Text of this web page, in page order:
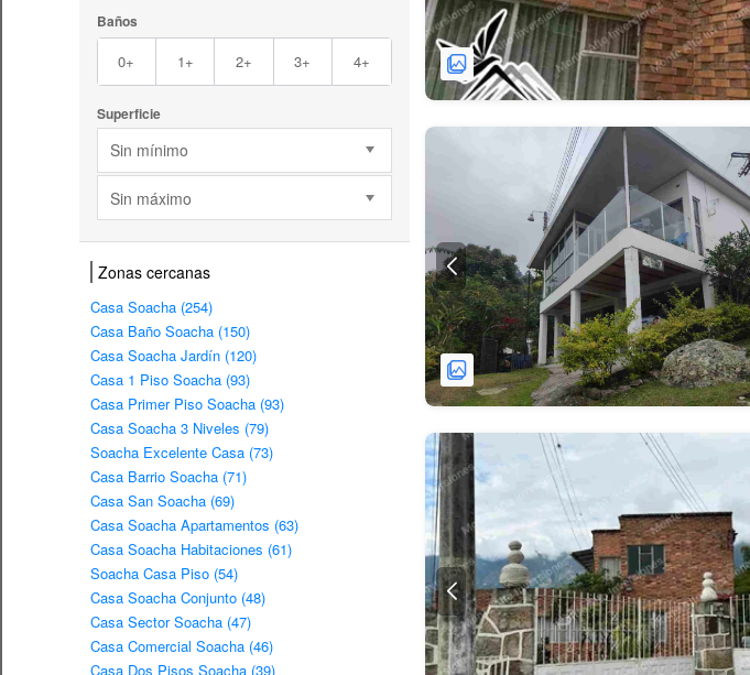
Baños
0+ 1+ 2+ 3+ 4+
Superficie
Sin mínimo
Sin máximo
Zonas cercanas
Casa Soacha (254)
Casa Baño Soacha (150)
Casa Soacha Jardín (120)
Casa 1 Piso Soacha (93)
Casa Primer Piso Soacha (93)
Casa Soacha 3 Niveles (79)
Soacha Excelente Casa (73)
Casa Barrio Soacha (71)
Casa San Soacha (69)
Casa Soacha Apartamentos (63)
Casa Soacha Habitaciones (61)
Soacha Casa Piso (54)
Casa Soacha Conjunto (48)
Casa Sector Soacha (47)
Casa Comercial Soacha (46)
Casa Dos Pisos Soacha (39)